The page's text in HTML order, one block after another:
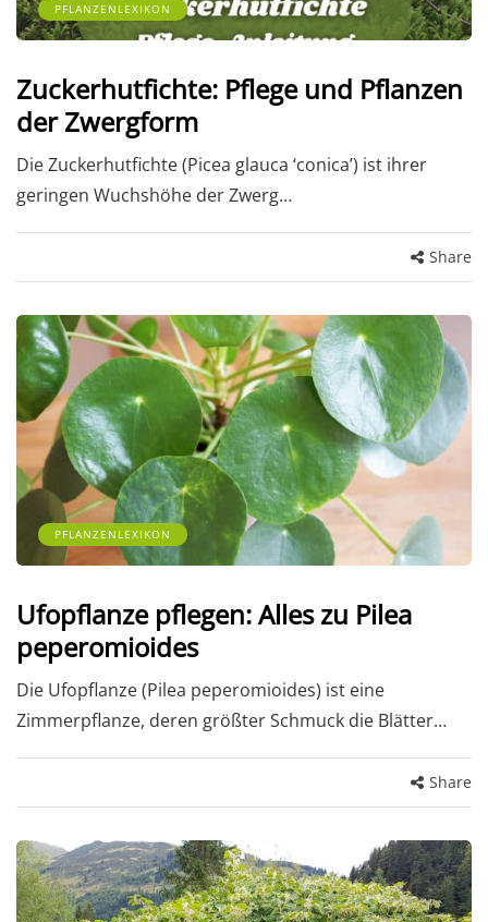
PFLANZENLEXIKON
Zuckerhutfichte: Pflege und Pflanzen
der Zwergform
Die Zuckerhutfichte (Picea glauca ‘conica’) ist ihrer
geringen Wuchshöhe der Zwerg…
Share
PFLANZENLEXIKON
Ufopflanze pflegen: Alles zu Pilea
peperomioides
Die Ufopflanze (Pilea peperomioides) ist eine
Zimmerpflanze, deren größter Schmuck die Blätter…
Share